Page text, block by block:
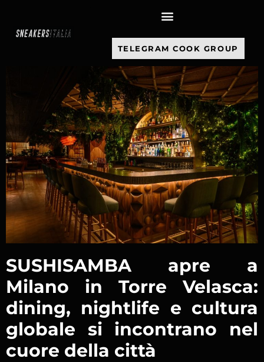
TELEGRAM COOK GROUP
SUSHISAMBA apre a
Milano in Torre Velasca:
dining, nightlife e cultura
globale si incontrano nel
cuore della città